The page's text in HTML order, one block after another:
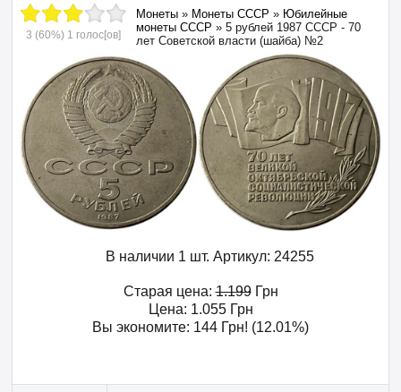
3 (60%) 1 голос[ов]
Монеты » Монеты СССР » Юбилейные
монеты СССР » 5 рублей 1987 СССР - 70
лет Советской власти (шайба) №2
В наличии 1 шт. Артикул: 24255
Старая цена:1.199Грн
Цена: 1.055 Грн
Вы экономите: 144 Грн! (12.01%)